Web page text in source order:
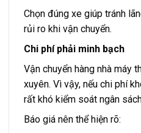
Chọn đúng xe giúp tránh
rủi ro khi vận chuyển.
Chi phí phải minh bạch
Vận chuyển hàng nhà máy
xuyên. Vì vậy, nếu chi phí
rất khó kiểm soát ngân
Báo giá nên thể hiện rõ: